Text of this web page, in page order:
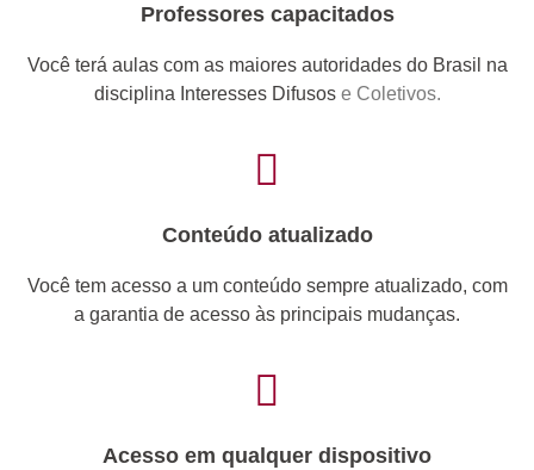
Professores capacitados
Você terá aulas com as maiores autoridades do Brasil na
disciplina Interesses Difusos e Coletivos.
Conteúdo atualizado
Você tem acesso a um conteúdo sempre atualizado, com
a garantia de acesso às principais mudanças.
Acesso em qualquer dispositivo